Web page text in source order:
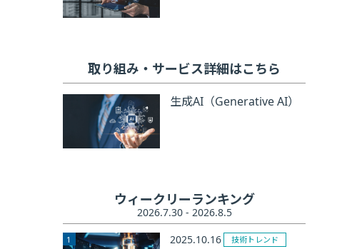
取り組み・サービス詳細はこちら
生成AI（Generative AI）
ウィークリーランキング
2026.7.30 - 2026.8.5
2025.10.16
技術トレンド